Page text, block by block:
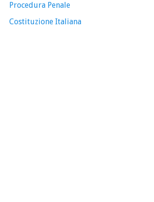
Procedura Penale
Costituzione Italiana